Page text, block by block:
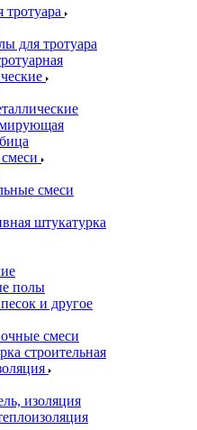
для тротуара
смеси
штукатурка
полы
и другое
смеси
строительная
изоляция